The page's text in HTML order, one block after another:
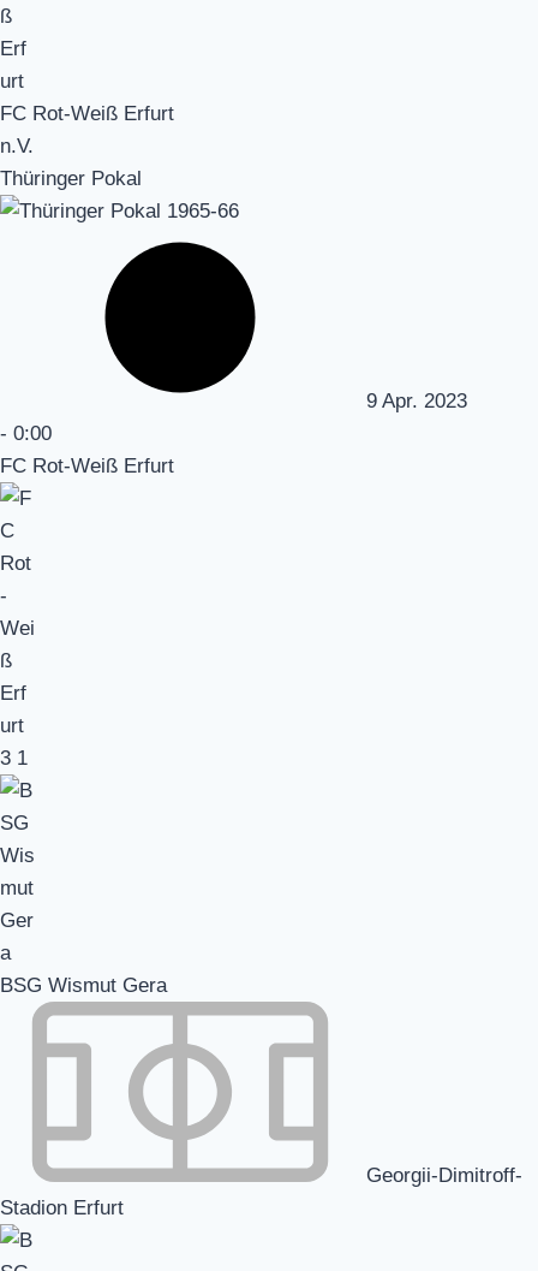
FC Rot-Weiß Erfurt
n.V.
Thüringer Pokal
9 Apr. 2023
- 0:00
FC Rot-Weiß Erfurt
3 1
BSG Wismut Gera
Georgii-Dimitroff-
Stadion Erfurt